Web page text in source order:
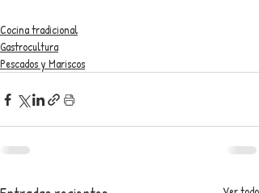
Cocina tradicional
Gastrocultura
Pescados y Mariscos